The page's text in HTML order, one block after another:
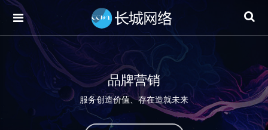
品牌营销
服务创造价值、存在造就未来